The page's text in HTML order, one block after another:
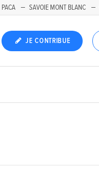
PACA SAVOIE MONT BLANC
JE CONTRIBUE